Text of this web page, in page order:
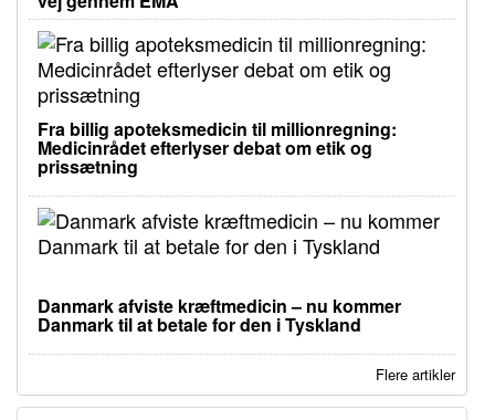
Fra billig apoteksmedicin til millionregning:
Medicinrådet efterlyser debat om etik og
prissætning
Danmark afviste kræftmedicin – nu kommer
Danmark til at betale for den i Tyskland
Flere artikler